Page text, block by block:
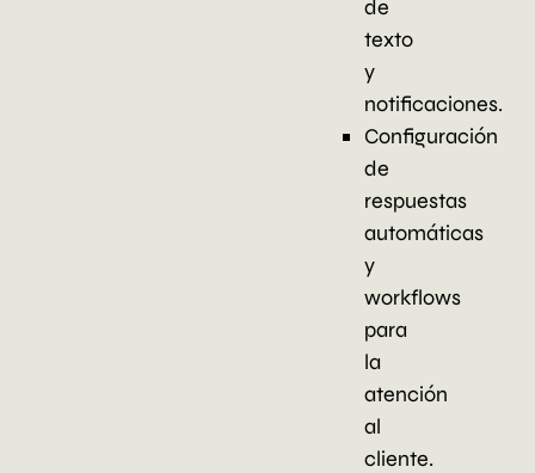
de
texto
y
notificaciones.
Configuración
de
respuestas
automáticas
y
workflows
para
la
atención
al
cliente.